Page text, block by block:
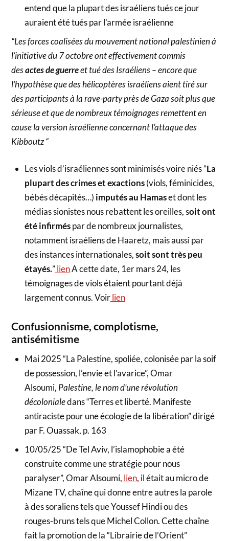
entend que la plupart des israéliens tués ce jour
auraient été tués par l’armée israélienne
“Les forces coalisées du mouvement national palestinien à
l’initiative du 7 octobre ont effectivement commis
desactes de guerreet tué des Israéliens – encore que
l’hypothèse que des hélicoptères israéliens aient tiré sur
des participants à la rave-party près de Gaza soit plus que
sérieuse et que de nombreux témoignages remettent en
cause la version israélienne concernant l’attaque des
Kibboutz “
Les viols d’israéliennes sont minimisés voire niés ”La
plupart des crimes et exactions(viols, féminicides,
bébés décapités…) imputés au Hamaset dont les
médias sionistes nous rebattent les oreilles, soit ont
été infirméspar de nombreux journalistes,
notamment israéliens de Haaretz, mais aussi par
des instances internationales,soit sont très peu
étayés.”lienA cette date, 1er mars 24, les
témoignages de viols étaient pourtant déjà
largement connus. Voirlien
Confusionnisme, complotisme,
antisémitisme
Mai 2025 “La Palestine, spoliée, colonisée par la soif
de possession, l’envie et l’avarice”, Omar
Alsoumi, Palestine, le nom d’une révolution
décolonialedans “Terres et liberté. Manifeste
antiraciste pour une écologie de la libération” dirigé
par F. Ouassak, p. 163
10/05/25 “De Tel Aviv, l’islamophobie a été
construite comme une stratégie pour nous
paralyser”, Omar Alsoumi, lien, il était au micro de
Mizane TV, chaîne qui donne entre autres la parole
à des soraliens tels que Youssef Hindi ou des
rouges-bruns tels que Michel Collon. Cette chaîne
fait la promotion de la “Librairie de l’Orient”